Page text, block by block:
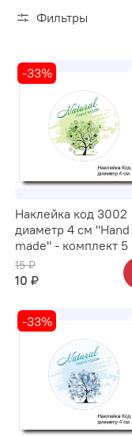
Фильтры
-33%
Наклейка код 3002
диаметр 4 см "Hand
made" - комплект 5
15 ₽
10 ₽
-33%